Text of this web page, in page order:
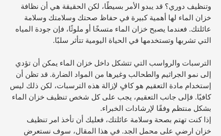
وتنظيف دوري؟ قد يبدو الأمر بسيطًا، لكن الحقيقة هي أن نظافة
خزان الماء لها أهمية كبيرة في حفاظ صحتك وسلامتك وسلامة
عائلتك. فعندما يصبح خزان الماء متسخًا أو ملوثًا، فإن جودة المياه
التي تشربها وتستخدمها في الحياة اليومية تتأثر سلبًا.
الترسبات والرواسب التي تتشكل داخل خزان الماء يمكن أن تؤدي
إلى نمو الجراثيم والطحالب وغيرها من المواد الضارة. قد تظن أن
إستخدام مادة التعقيم هو كافٍ لإزالة هذه الترسبات، لكن ذلك ليس
كافيًا. فإلى جانب التعقيم، يجب على كل شخص تنظيف خزان الماء
بشكل منتظم وفقًا لإرشادات الخبراء.
إذا كنت تهتم بصحة وسلامة عائلتك، فعليك أن تأخذ امر تنظيف
خزان ارضي على محمل الجد. في هذا المقال، سوف نستعرض